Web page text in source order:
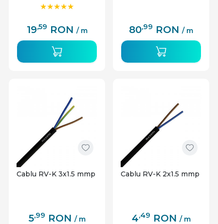
19,59 RON / m 80,99 RON / m
Cablu RV-K 3x1.5 mmp
5,99 RON / m
Cablu RV-K 2x1.5 mmp
4,49 RON / m